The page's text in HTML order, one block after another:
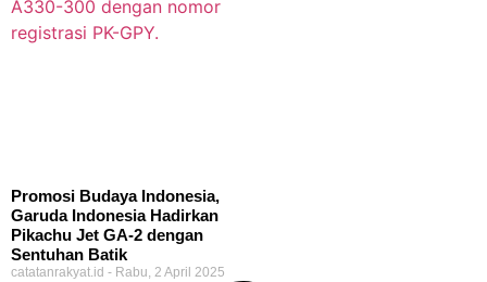
Promosi Budaya Indonesia,
Garuda Indonesia Hadirkan
Pikachu Jet GA-2 dengan
Sentuhan Batik
catatanrakyat.id Rabu, 2 April 2025